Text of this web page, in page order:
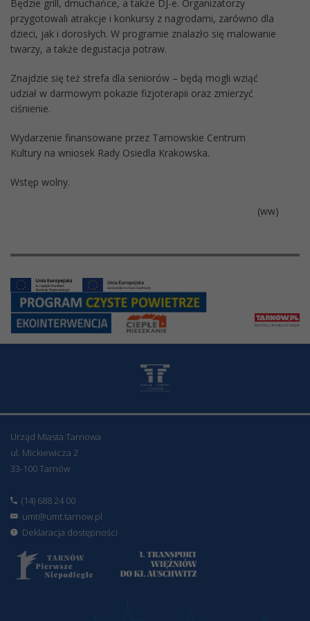
Będzie grill, dmuchańce, a także DJ-e. Organizatorzy
przygotowali atrakcje i konkursy z nagrodami, zarówno dla
dzieci, jak i dorosłych. W programie znalazło się malowanie
twarzy, a także degustacja potraw.
Znajdzie się też strefa dla seniorów – będą mogli wziąć
udział w darmowym pokazie fizjoterapii oraz zmierzyć
ciśnienie.
Wydarzenie finansowane przez Tarnowskie Centrum
Kultury na wniosek Rady Osiedla Krakowska.
Wstęp wolny.
(ww)
Urząd Miasta Tarnowa
ul. Mickiewicza 2
33-100 Tarnów
(14) 688 24 00
umt@umt.tarnow.pl
Deklaracja dostępności